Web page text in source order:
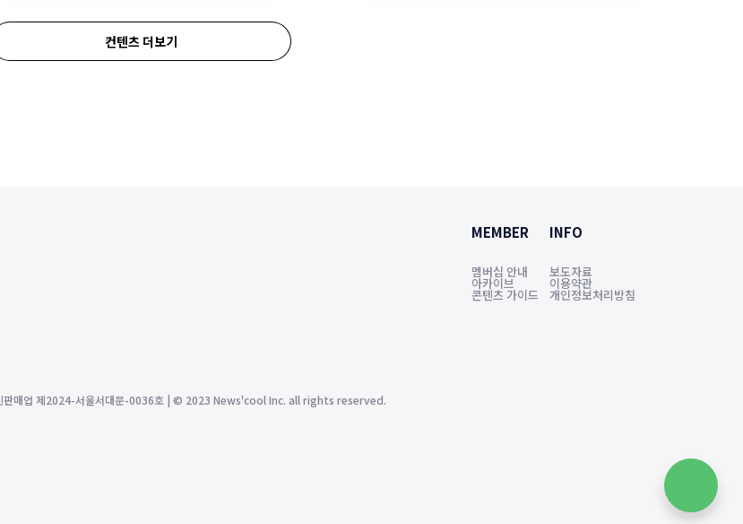
컨텐츠 더보기
판매업 제2024-서울서대문-0036호 | © 2023 News'cool Inc. all rights reserved.
MEMBER
멤버십 안내
아카이브
콘텐츠 가이드
INFO
보도자료
이용약관
개인정보처리방침